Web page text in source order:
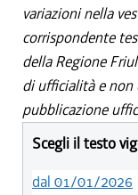
variazioni nella
corrispondente
della Regione
di ufficialità e
pubblicazione
Scegli il testo
dal 01/01/2026